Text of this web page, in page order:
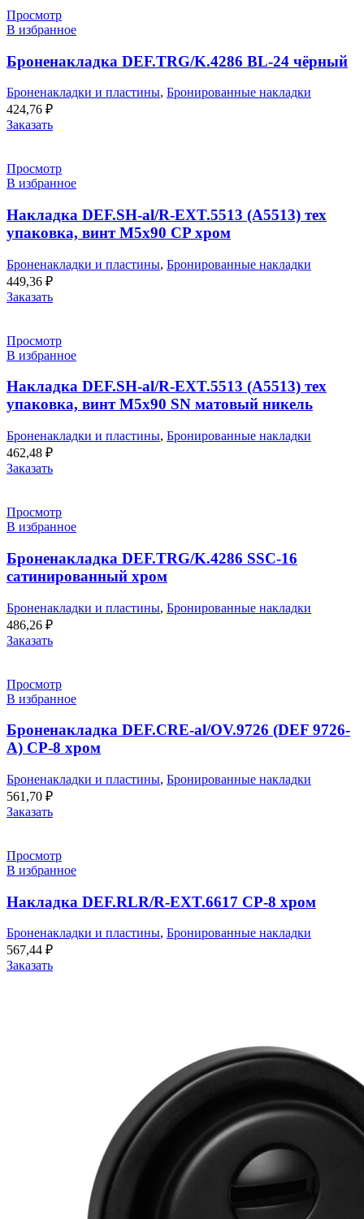
Просмотр
В избранное
Броненакладка DEF.TRG/K.4286 BL-24 чёрный
Броненакладки и пластины, Бронированные накладки
424,76 ₽
Заказать
Просмотр
В избранное
Накладка DEF.SH-al/R-EXT.5513 (A5513) тех
упаковка, винт M5x90 CP хром
Броненакладки и пластины, Бронированные накладки
449,36 ₽
Заказать
Просмотр
В избранное
Накладка DEF.SH-al/R-EXT.5513 (A5513) тех
упаковка, винт M5x90 SN матовый никель
Броненакладки и пластины, Бронированные накладки
462,48 ₽
Заказать
Просмотр
В избранное
Броненакладка DEF.TRG/K.4286 SSC-16
сатинированный хром
Броненакладки и пластины, Бронированные накладки
486,26 ₽
Заказать
Просмотр
В избранное
Броненакладка DEF.CRE-al/OV.9726 (DEF 9726-
A) CP-8 хром
Броненакладки и пластины, Бронированные накладки
561,70 ₽
Заказать
Просмотр
В избранное
Накладка DEF.RLR/R-EXT.6617 CP-8 хром
Броненакладки и пластины, Бронированные накладки
567,44 ₽
Заказать